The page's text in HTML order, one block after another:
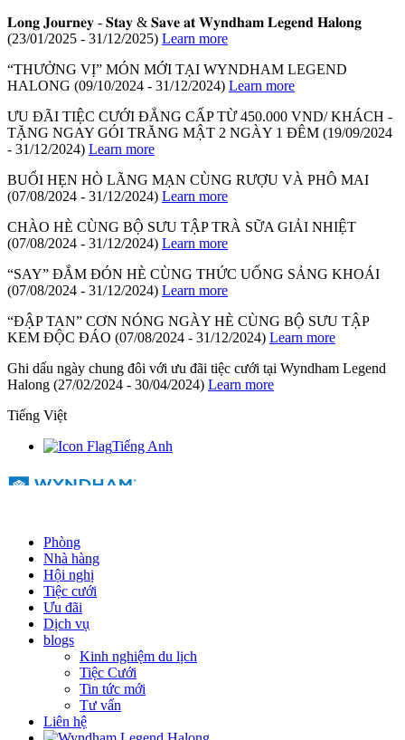
𝐋𝐨𝐧𝐠 𝐉𝐨𝐮𝐫𝐧𝐞𝐲 - 𝐒𝐭𝐚𝐲 & 𝐒𝐚𝐯𝐞 𝐚𝐭 𝐖𝐲𝐧𝐝𝐡𝐚𝐦 𝐋𝐞𝐠𝐞𝐧𝐝 𝐇𝐚𝐥𝐨𝐧𝐠
(23/01/2025 - 31/12/2025) Learn more
“THƯỞNG VỊ” MÓN MỚI TẠI WYNDHAM LEGEND
HALONG (09/10/2024 - 31/12/2024) Learn more
ƯU ĐÃI TIỆC CƯỚI ĐẲNG CẤP TỪ 450.000 VND/ KHÁCH -
TẶNG NGAY GÓI TRĂNG MẬT 2 NGÀY 1 ĐÊM (19/09/2024
- 31/12/2024) Learn more
BUỔI HẸN HÒ LÃNG MẠN CÙNG RƯỢU VÀ PHÔ MAI
(07/08/2024 - 31/12/2024) Learn more
CHÀO HÈ CÙNG BỘ SƯU TẬP TRÀ SỮA GIẢI NHIỆT
(07/08/2024 - 31/12/2024) Learn more
“SAY” ĐẮM ĐÓN HÈ CÙNG THỨC UỐNG SẢNG KHOÁI
(07/08/2024 - 31/12/2024) Learn more
“ĐẬP TAN” CƠN NÓNG NGÀY HÈ CÙNG BỘ SƯU TẬP
KEM ĐỘC ĐÁO (07/08/2024 - 31/12/2024) Learn more
Ghi dấu ngày chung đôi với ưu đãi tiệc cưới tại Wyndham Legend
Halong (27/02/2024 - 30/04/2024) Learn more
Tiếng Việt
Tiếng Anh
Phòng
Nhà hàng
Hội nghị
Tiệc cưới
Ưu đãi
Dịch vụ
blogs
Kinh nghiệm du lịch
Tiệc Cưới
Tin tức mới
Tư vấn
Liên hệ